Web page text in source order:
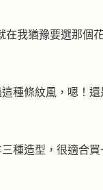
在我猶豫要選那個
種條紋風，嗯！還
種造型，很適合買